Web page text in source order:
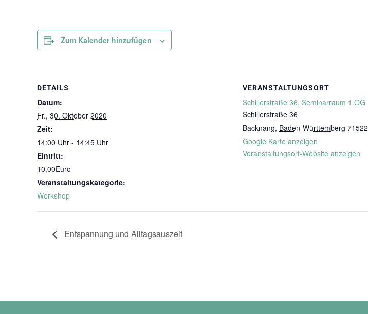
Zum Kalender hinzufügen
DETAILS
Datum:
Fr., 30. Oktober 2020
Zeit:
14:00 Uhr - 14:45 Uhr
Eintritt:
10,00Euro
Veranstaltungskategorie:
Workshop
VERANSTALTUNGSORT
Schillerstraße 36, Seminarraum 1.OG
Schillerstraße 36
Backnang, Baden-Württemberg 71522
Google Karte anzeigen
Veranstaltungsort-Website anzeigen
Entspannung und Alltagsauszeit